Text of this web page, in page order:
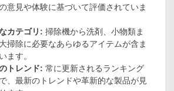
意見や体験に基づいて評価されていま
カテゴリ: 掃除機から洗剤、小物類ま
掃除に必要なあらゆるアイテムが含ま
ます。
トレンド: 常に更新されるランキング
、最新のトレンドや革新的な製品が見